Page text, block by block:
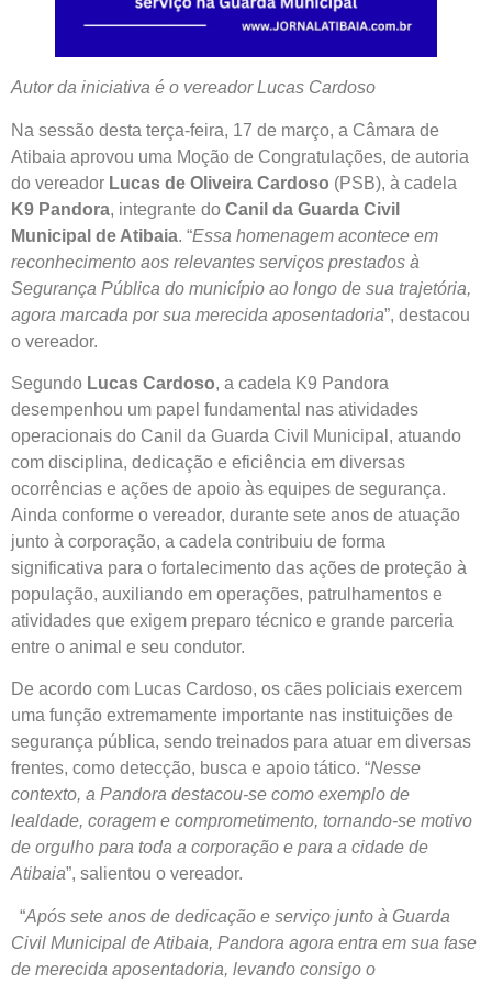
Autor da iniciativa é o vereador Lucas Cardoso
Na sessão desta terça-feira, 17 de março, a Câmara de
Atibaia aprovou uma Moção de Congratulações, de autoria
do vereador Lucas de Oliveira Cardoso (PSB), à cadela
K9 Pandora, integrante do Canil da Guarda Civil
Municipal de Atibaia. “Essa homenagem acontece em
reconhecimento aos relevantes serviços prestados à
Segurança Pública do município ao longo de sua trajetória,
agora marcada por sua merecida aposentadoria”, destacou
o vereador.
Segundo Lucas Cardoso, a cadela K9 Pandora
desempenhou um papel fundamental nas atividades
operacionais do Canil da Guarda Civil Municipal, atuando
com disciplina, dedicação e eficiência em diversas
ocorrências e ações de apoio às equipes de segurança.
Ainda conforme o vereador, durante sete anos de atuação
junto à corporação, a cadela contribuiu de forma
significativa para o fortalecimento das ações de proteção à
população, auxiliando em operações, patrulhamentos e
atividades que exigem preparo técnico e grande parceria
entre o animal e seu condutor.
De acordo com Lucas Cardoso, os cães policiais exercem
uma função extremamente importante nas instituições de
segurança pública, sendo treinados para atuar em diversas
frentes, como detecção, busca e apoio tático. “Nesse
contexto, a Pandora destacou-se como exemplo de
lealdade, coragem e comprometimento, tornando-se motivo
de orgulho para toda a corporação e para a cidade de
Atibaia”, salientou o vereador.
“Após sete anos de dedicação e serviço junto à Guarda
Civil Municipal de Atibaia, Pandora agora entra em sua fase
de merecida aposentadoria, levando consigo o